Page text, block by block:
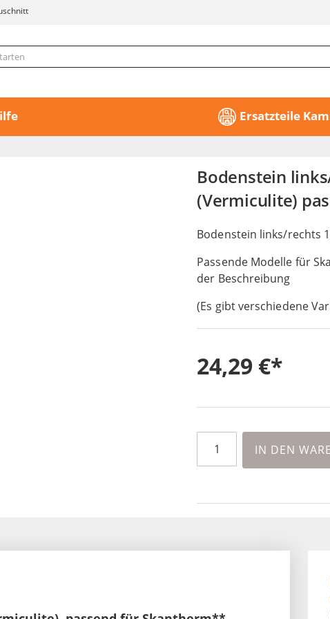
Ersatzteile
Bodenstein
(Vermiculite)
Bodenstein links/rechts
Passende Modelle für
der Beschreibung
(Es gibt verschiedene
24,29 €
IN DEN